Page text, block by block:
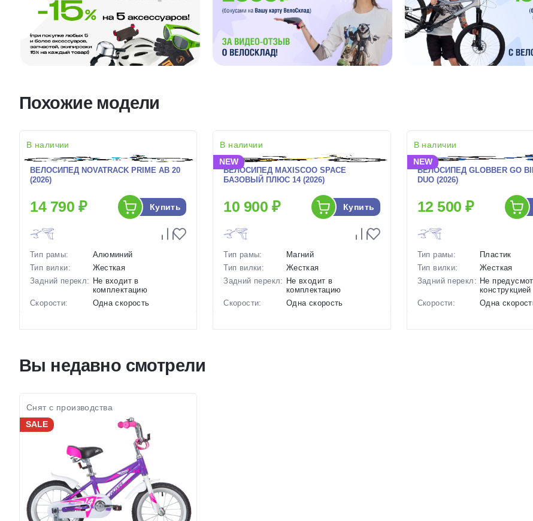
Похожие модели
В наличии
ВЕЛОСИПЕД NOVATRACK PRIME AB 20
(2026)
14 790 ₽ Купить
Тип рамы:
Алюминий
Тип вилки:
Жесткая
Задний перекл: Не входит в
комплектацию
Скорости:
Одна скорость
Цвет-размер в
наличии:
Синий
В наличии
NEW
ВЕЛОСИПЕД MAXISCOO SPACE
БАЗОВЫЙ ПЛЮС 14 (2026)
10 900 ₽ Купить
Тип рамы:
Магний
Тип вилки:
Жесткая
Задний перекл: Не входит в
комплектацию
Скорости:
Одна скорость
В наличии
NEW
ВЕЛОСИПЕД GLOBBER GO
DUO (2026)
12 500 ₽
Тип рамы:
Пластик
Тип вилки:
Жесткая
Задний перекл: Не
конструкцией
Скорости:
Одна
Вы недавно смотрели
Снят с производства
SALE